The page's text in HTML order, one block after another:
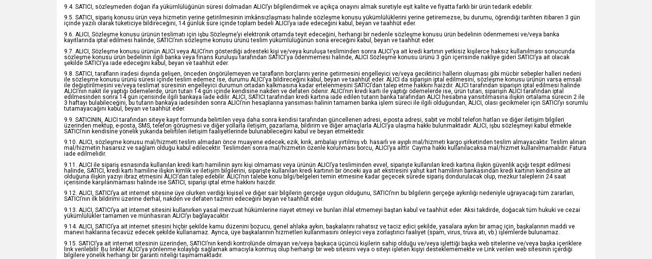
9.4. SATICI, sözleşmeden doğan ifa yükümlülüğünün süresi dolmadan ALICI’yı bilgilendirmek ve açıkça onayını almak suretiyle eşit kalite ve fiyatta farklı bir ürün tedarik edebilir.
9.5. SATICI, sipariş konusu ürün veya hizmetin yerine getirilmesinin imkânsızlaşması halinde sözleşme konusu yükümlülüklerini yerine getiremezse, bu durumu, öğrendiği tarihten itibaren 3 gün
içinde yazılı olarak tüketiciye bildireceğini, 14 günlük süre içinde toplam bedeli ALICI’ya iade edeceğini kabul, beyan ve taahhüt eder.
9.6. ALICI, Sözleşme konusu ürünün teslimatı için işbu Sözleşme’yi elektronik ortamda teyit edeceğini, herhangi bir nedenle sözleşme konusu ürün bedelinin ödenmemesi ve/veya banka
kayıtlarında iptal edilmesi halinde, SATICI’nın sözleşme konusu ürünü teslim yükümlülüğünün sona ereceğini kabul, beyan ve taahhüt eder.
9.7. ALICI, Sözleşme konusu ürünün ALICI veya ALICI’nın gösterdiği adresteki kişi ve/veya kuruluşa tesliminden sonra ALICI'ya ait kredi kartının yetkisiz kişilerce haksız kullanılması sonucunda
sözleşme konusu ürün bedelinin ilgili banka veya finans kuruluşu tarafından SATICI'ya ödenmemesi halinde, ALICI Sözleşme konusu ürünü 3 gün içerisinde nakliye gideri SATICI’ya ait olacak
şekilde SATICI’ya iade edeceğini kabul, beyan ve taahhüt eder.
9.8. SATICI, tarafların iradesi dışında gelişen, önceden öngörülemeyen ve tarafların borçlarını yerine getirmesini engelleyici ve/veya geciktirici hallerin oluşması gibi mücbir sebepler halleri nedeni
ile sözleşme konusu ürünü süresi içinde teslim edemez ise, durumu ALICI'ya bildireceğini kabul, beyan ve taahhüt eder. ALICI da siparişin iptal edilmesini, sözleşme konusu ürünün varsa emsali
ile değiştirilmesini ve/veya teslimat süresinin engelleyici durumun ortadan kalkmasına kadar ertelenmesini SATICI’dan talep etme hakkını haizdir. ALICI tarafından siparişin iptal edilmesi halinde
ALICI’nın nakit ile yaptığı ödemelerde, ürün tutarı 14 gün içinde kendisine nakden ve defaten ödenir. ALICI’nın kredi kartı ile yaptığı ödemelerde ise, ürün tutarı, siparişin ALICI tarafından iptal
edilmesinden sonra 14 gün içerisinde ilgili bankaya iade edilir. ALICI, SATICI tarafından kredi kartına iade edilen tutarın banka tarafından ALICI hesabına yansıtılmasına ilişkin ortalama sürecin 2 ile
3 haftayı bulabileceğini, bu tutarın bankaya iadesinden sonra ALICI’nın hesaplarına yansıması halinin tamamen banka işlem süreci ile ilgili olduğundan, ALICI, olası gecikmeler için SATICI’yı sorumlu
tutamayacağını kabul, beyan ve taahhüt eder.
9.9. SATICININ, ALICI tarafından siteye kayıt formunda belirtilen veya daha sonra kendisi tarafından güncellenen adresi, e-posta adresi, sabit ve mobil telefon hatları ve diğer iletişim bilgileri
üzerinden mektup, e-posta, SMS, telefon görüşmesi ve diğer yollarla iletişim, pazarlama, bildirim ve diğer amaçlarla ALICI’ya ulaşma hakkı bulunmaktadır. ALICI, işbu sözleşmeyi kabul etmekle
SATICI’nın kendisine yönelik yukarıda belirtilen iletişim faaliyetlerinde bulunabileceğini kabul ve beyan etmektedir.
9.10. ALICI, sözleşme konusu mal/hizmeti teslim almadan önce muayene edecek; ezik, kırık, ambalajı yırtılmış vb. hasarlı ve ayıplı mal/hizmeti kargo şirketinden teslim almayacaktır. Teslim alınan
mal/hizmetin hasarsız ve sağlam olduğu kabul edilecektir. Teslimden sonra mal/hizmetin özenle korunması borcu, ALICI’ya aittir. Cayma hakkı kullanılacaksa mal/hizmet kullanılmamalıdır. Fatura
iade edilmelidir.
9.11. ALICI ile sipariş esnasında kullanılan kredi kartı hamilinin aynı kişi olmaması veya ürünün ALICI’ya tesliminden evvel, siparişte kullanılan kredi kartına ilişkin güvenlik açığı tespit edilmesi
halinde, SATICI, kredi kartı hamiline ilişkin kimlik ve iletişim bilgilerini, siparişte kullanılan kredi kartının bir önceki aya ait ekstresini yahut kart hamilinin bankasından kredi kartının kendisine ait
olduğuna ilişkin yazıyı ibraz etmesini ALICI’dan talep edebilir. ALICI’nın talebe konu bilgi/belgeleri temin etmesine kadar geçecek sürede sipariş dondurulacak olup, mezkur taleplerin 24 saat
içerisinde karşılanmaması halinde ise SATICI, siparişi iptal etme hakkını haizdir.
9.12. ALICI, SATICI’ya ait internet sitesine üye olurken verdiği kişisel ve diğer sair bilgilerin gerçeğe uygun olduğunu, SATICI’nın bu bilgilerin gerçeğe aykırılığı nedeniyle uğrayacağı tüm zararları,
SATICI’nın ilk bildirimi üzerine derhal, nakden ve defaten tazmin edeceğini beyan ve taahhüt eder.
9.13. ALICI, SATICI’ya ait internet sitesini kullanırken yasal mevzuat hükümlerine riayet etmeyi ve bunları ihlal etmemeyi baştan kabul ve taahhüt eder. Aksi takdirde, doğacak tüm hukuki ve cezai
yükümlülükler tamamen ve münhasıran ALICI’yı bağlayacaktır.
9.14. ALICI, SATICI’ya ait internet sitesini hiçbir şekilde kamu düzenini bozucu, genel ahlaka aykırı, başkalarını rahatsız ve taciz edici şekilde, yasalara aykırı bir amaç için, başkalarının maddi ve
manevi haklarına tecavüz edecek şekilde kullanamaz. Ayrıca, üye başkalarının hizmetleri kullanmasını önleyici veya zorlaştırıcı faaliyet (spam, virus, truva atı, vb.) işlemlerde bulunamaz.
9.15. SATICI’ya ait internet sitesinin üzerinden, SATICI’nın kendi kontrolünde olmayan ve/veya başkaca üçüncü kişilerin sahip olduğu ve/veya işlettiği başka web sitelerine ve/veya başka içeriklere
link verilebilir. Bu linkler ALICI’ya yönlenme kolaylığı sağlamak amacıyla konmuş olup herhangi bir web sitesini veya o siteyi işleten kişiyi desteklememekte ve Link verilen web sitesinin içerdiği
bilgilere yönelik herhangi bir garanti niteliği taşımamaktadır.